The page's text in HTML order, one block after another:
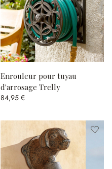
Enrouleur pour tuyau
d'arrosage Trelly
84,95 €